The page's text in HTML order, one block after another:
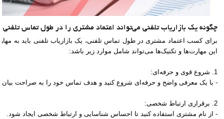
چگونه یک بازاریاب تلفنی می‌تواند اعتماد مشتری را در طول تماس
برای کسب اعتماد مشتری در طول تماس تلفنی، یک بازاریاب تلفنی باید به
این مهارت‌ها و تکنیک‌ها می‌تواند شامل موارد زیر باشد:
1. شروع قوی و حرفه‌ای:
- با یک معرفی واضح و حرفه‌ای شروع کنید و هدف تماس خود را به صراحت بیان
2. برقراری ارتباط شخصی:
- از نام مشتری استفاده کنید تا احساس شناسایی و ارتباط شخصی ایجاد شود.